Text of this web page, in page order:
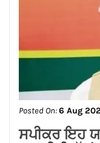
Posted On:7 Aug
सीरिया में बड़ा